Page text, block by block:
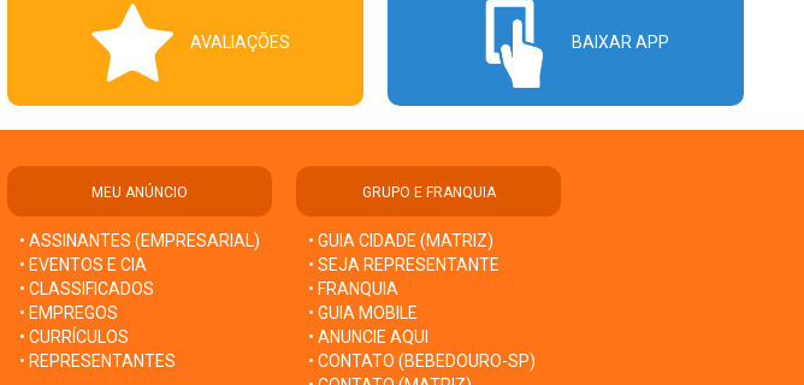
AVALIAÇÕES BAIXAR APP
MEU ANÚNCIO
• ASSINANTES (EMPRESARIAL)
• EVENTOS E CIA
• CLASSIFICADOS
• EMPREGOS
• CURRÍCULOS
• REPRESENTANTES
GRUPO E FRANQUIA
• GUIA CIDADE (MATRIZ)
• SEJA REPRESENTANTE
• FRANQUIA
• GUIA MOBILE
• ANUNCIE AQUI
• CONTATO (BEBEDOURO-SP)